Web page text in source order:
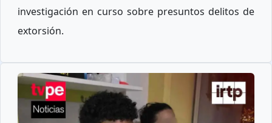
investigación en curso sobre presuntos delitos de
extorsión.